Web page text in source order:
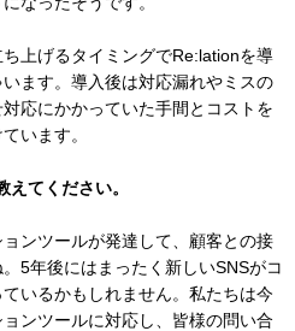
上げるタイミングでRe:lationを導
ます。導入後は対応漏れやミスの
応にかかっていた手間とコストを
います。
てください。
ンツールが発達して、顧客との接
5年後にはまったく新しいSNSがコ
いるかもしれません。私たちは今
ンツールに対応し、皆様の問い合